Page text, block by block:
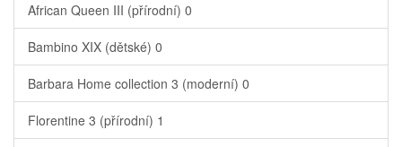
African Queen III (přírodní) 0
Bambino XIX (dětské) 0
Barbara Home collection 3 (moderní) 0
Florentine 3 (přírodní) 1